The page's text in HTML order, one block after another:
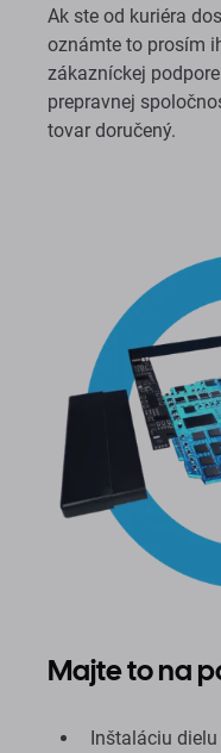
Ak ste od kuriéra
oznámte to prosím
zákazníckej
prepravnej
tovar doručený.
Majte to na
Inštaláciu